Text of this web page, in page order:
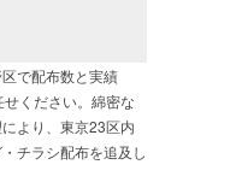
で配布数と実績
ください。綿密な
より、東京23区内
チラシ配布を追及し